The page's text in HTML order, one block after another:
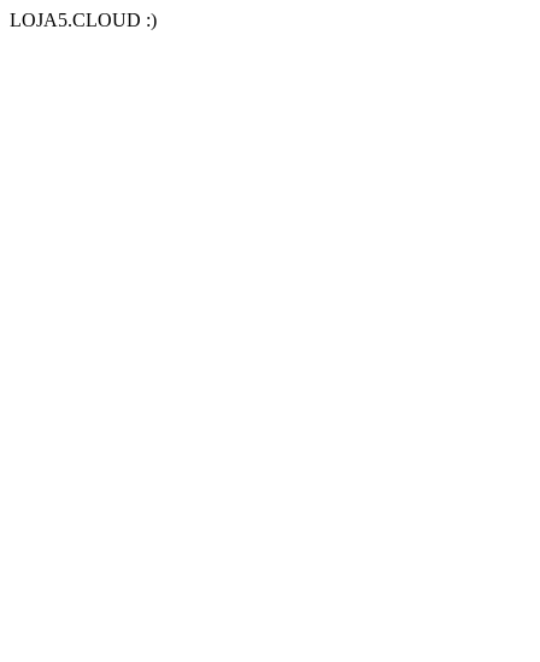
LOJA5.CLOUD :)